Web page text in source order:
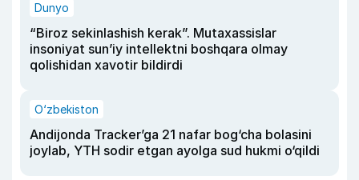
Dunyo
“Biroz sekinlashish kerak”. Mutaxassislar
insoniyat sun’iy intellektni boshqara olmay
qolishidan xavotir bildirdi
O‘zbekiston
Andijonda Tracker’ga 21 nafar bog‘cha bolasini
joylab, YTH sodir etgan ayolga sud hukmi o‘qildi